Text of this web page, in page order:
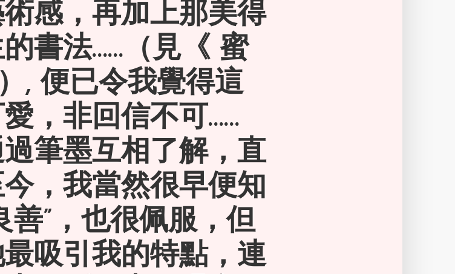
感，再加上那美得
書法……（見《 蜜
, 便已令我覺得這
，非回信不可……
筆墨互相了解，直
，我當然很早便知
善”，也很佩服，但
吸引我的特點，連